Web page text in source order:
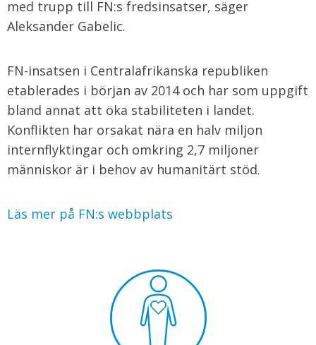
med trupp till FN:s fredsinsatser, säger
Aleksander Gabelic.
FN-insatsen i Centralafrikanska republiken
etablerades i början av 2014 och har som uppgift
bland annat att öka stabiliteten i landet.
Konflikten har orsakat nära en halv miljon
internflyktingar och omkring 2,7 miljoner
människor är i behov av humanitärt stöd.
Läs mer på FN:s webbplats